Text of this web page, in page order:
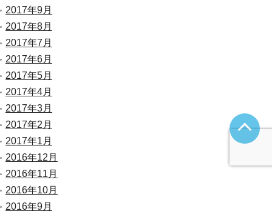
2017年9月
2017年8月
2017年7月
2017年6月
2017年5月
2017年4月
2017年3月
2017年2月
2017年1月
2016年12月
2016年11月
2016年10月
2016年9月